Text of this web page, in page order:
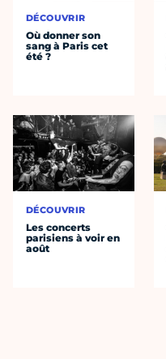
DÉCOUVRIR
Où donner son
sang à Paris cet
été ?
DÉCOUVRIR
Les concerts
parisiens à voir en
août